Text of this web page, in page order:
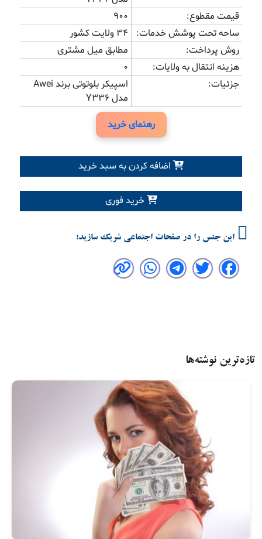
قیمت مقطوع:
900
ساحه تحت پوشش خدمات:
34 ولایت کشور
روش پرداخت:
مطابق میل مشتری
هزینه انتقال به ولایات:
0
جزئیات:
اسپیکر بلوتوتی برند Awei
مدل Y336
رهنمای خرید
اضافه کردن به سبد خرید
خرید فوری
این جنس را در صفحات اجتماعی شریک سازید:
تازه‌ترین نوشته‌ها